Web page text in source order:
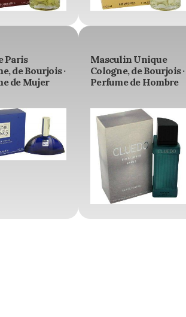
Paris
de Bourjois ·
de Mujer
Masculin Unique
Cologne, de Bourjois ·
Perfume de Hombre